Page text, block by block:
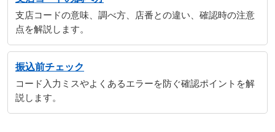
支店コードの意味、調べ方、店番との違い、確認時の注意
点を解説します。
振込前チェック
コード入力ミスやよくあるエラーを防ぐ確認ポイントを解
説します。